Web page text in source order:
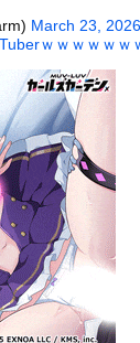
ｗｗ
子ドクドク作られる
い
ルが爆発しふた吹き
ｗｗｗｗｗｗｗｗｗw
けど出てこないの！！
スのコース設計が絶
March 23, 2026
ｗｗｗｗｗ